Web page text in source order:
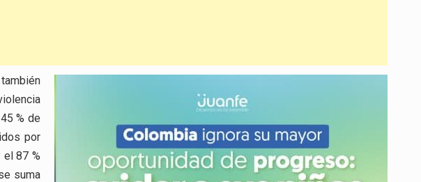
% de
por
87 %
suma